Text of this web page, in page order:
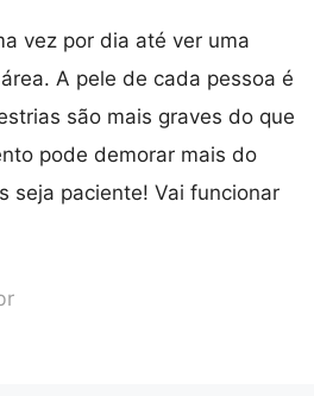
vez por dia até ver uma
A pele de cada pessoa é
são mais graves do que
pode demorar mais do
seja paciente! Vai funcionar